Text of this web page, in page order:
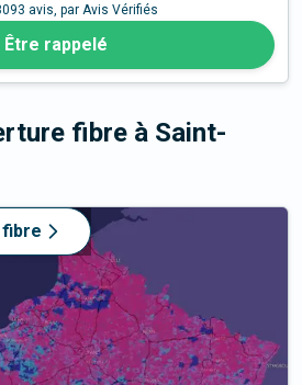
avis, par Avis Vérifiés
Être rappelé
fibre à Saint-